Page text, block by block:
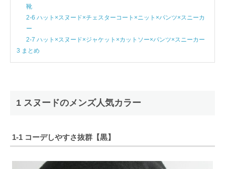
靴
2-6 ハット×スヌード×チェスターコート×ニット×パンツ×スニーカ
ー
2-7 ハット×スヌード×ジャケット×カットソー×パンツ×スニーカー
3 まとめ
1 スヌードのメンズ人気カラー
1-1 コーデしやすさ抜群【黒】